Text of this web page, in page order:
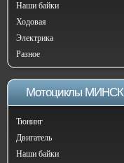
Наши байки
Ходовая
Электрика
Разное
Мотоциклы МИНСК
Тюнинг
Двигатель
Наши байки